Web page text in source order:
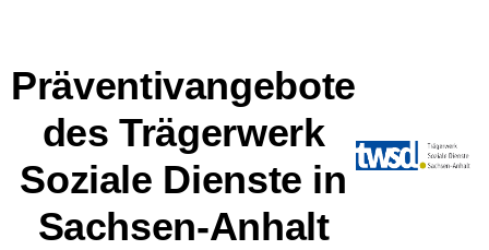
Inhalt
Präventivangebote
des Trägerwerk
Soziale Dienste in
Sachsen-Anhalt